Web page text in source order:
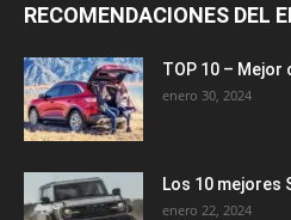
RECOMENDACIONES DEL
TOP 10 – Mejor
enero 30, 2024
Los 10 mejores
enero 22, 2024